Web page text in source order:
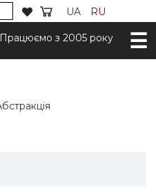
UA RU
з 2005 року